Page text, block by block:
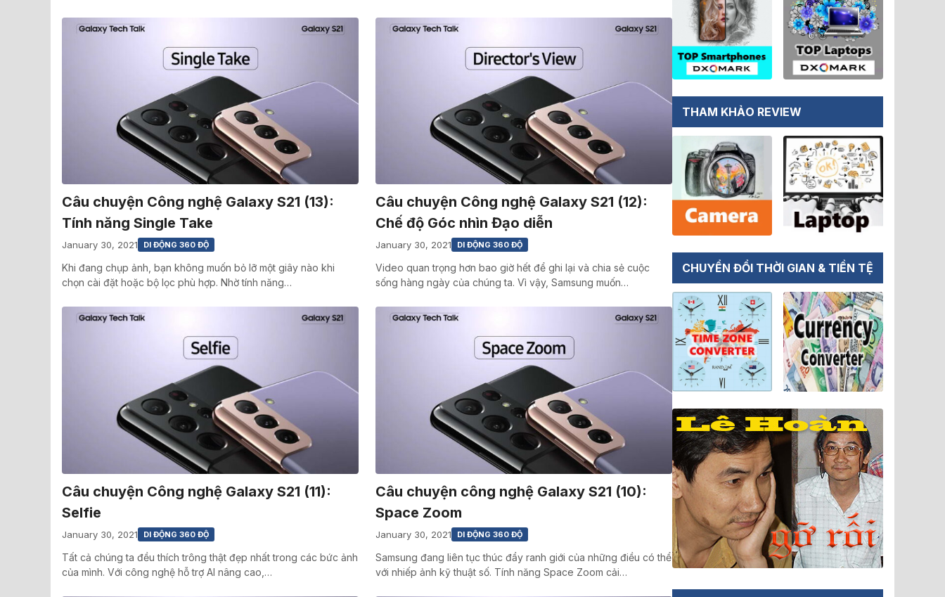
Câu chuyện Công nghệ Galaxy S21 (13):
Tính năng Single Take
January 30, 2021 DI ĐỘNG 360 ĐỘ
Khi đang chụp ảnh, bạn không muốn bỏ lỡ một giây nào khi
chọn cài đặt hoặc bộ lọc phù hợp. Nhờ tính năng…
Câu chuyện Công nghệ Galaxy S21 (12):
Chế độ Góc nhìn Đạo diễn
January 30, 2021 DI ĐỘNG 360 ĐỘ
Video quan trọng hơn bao giờ hết để ghi lại và chia sẻ cuộc
sống hàng ngày của chúng ta. Vì vậy, Samsung muốn…
Câu chuyện Công nghệ Galaxy S21 (11):
Selfie
January 30, 2021 DI ĐỘNG 360 ĐỘ
Tất cả chúng ta đều thích trông thật đẹp nhất trong các bức ảnh
của mình. Với công nghệ hỗ trợ AI nâng cao,…
Câu chuyện công nghệ Galaxy S21 (10):
Space Zoom
January 30, 2021 DI ĐỘNG 360 ĐỘ
Samsung đang liên tục thúc đẩy ranh giới của những điều có thể
với nhiếp ảnh kỹ thuật số. Tính năng Space Zoom cải…
THAM KHẢO REVIEW
CHUYỂN ĐỔI THỜI GIAN & TIỀN TỆ